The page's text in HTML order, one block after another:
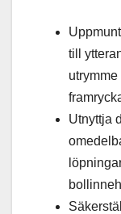
till
Utnyttja